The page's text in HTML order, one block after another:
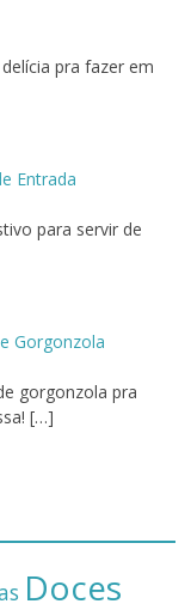
pra fazer em
Entrada
para servir de
Gorgonzola
gorgonzola pra
[…]
Doces